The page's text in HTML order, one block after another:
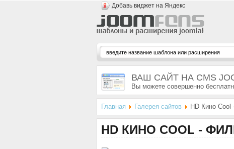
Добавь виджет на Яндекс
ВАШ САЙТ НА CMS
Вы можете совершенно
Главная Галерея сайтов HD Кино
HD КИНО COOL -